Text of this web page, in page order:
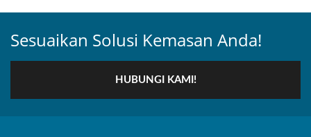
Sesuaikan Solusi Kemasan Anda!
HUBUNGI KAMI!